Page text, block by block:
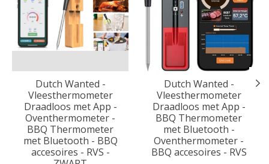
Dutch Wanted -
Vleesthermometer
Draadloos met App -
Oventhermometer -
BBQ Thermometer
met Bluetooth - BBQ
accesoires - RVS -
Dutch Wanted -
Vleesthermometer
Draadloos met App -
BBQ Thermometer
met Bluetooth -
Oventhermometer -
BBQ accesoires - RVS